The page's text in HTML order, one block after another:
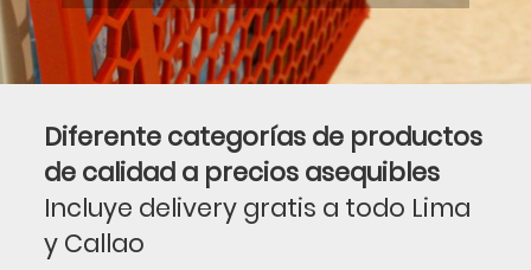
Diferente categorías de productos
de calidad a precios asequibles
Incluye delivery gratis a todo Lima
y Callao